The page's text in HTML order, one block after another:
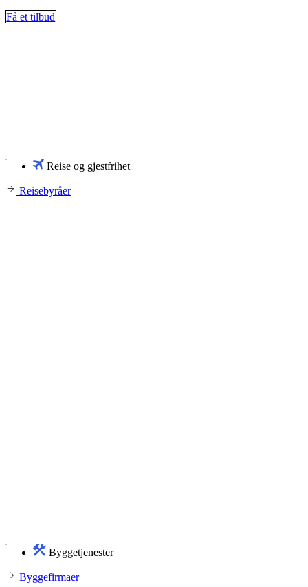
Få et tilbud
Reise og gjestfrihet
Reisebyråer
Byggetjenester
Byggefirmaer